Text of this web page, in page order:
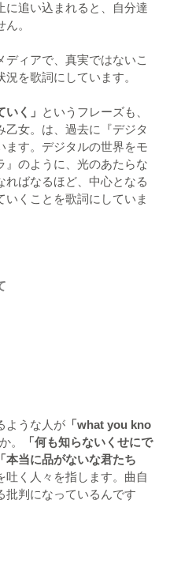
に追い込まれると、自分達
。
ディアで、真実ではないこ
を歌詞にしています。
く」 というフレーズも、
乙女。は、過去に『デジタ
ます。デジタルの世界をモ
』のように、光のあたらな
ればなるほど、中心となる
くことを歌詞にしていま
ような人が 「what you kno
。
「何も知らないくせにで
「本当に品がないな君たち
吐く人々を指します。曲自
批判になっているんです